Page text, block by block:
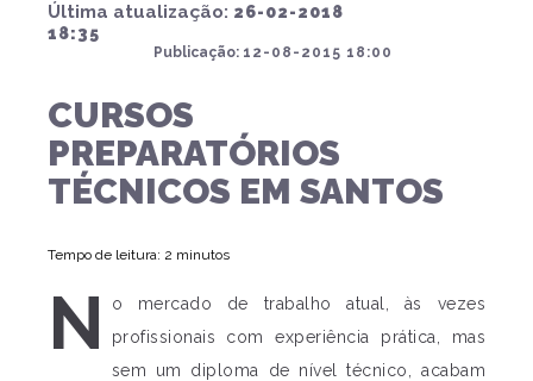
Última atualização: 26-02-2018
18:35
Publicação: 12-08-2015 18:00
CURSOS
PREPARATÓRIOS
TÉCNICOS EM SANTOS
Tempo de leitura: 2 minutos
N
o mercado de trabalho atual, às vezes
profissionais com experiência prática, mas
sem um diploma de nível técnico, acabam